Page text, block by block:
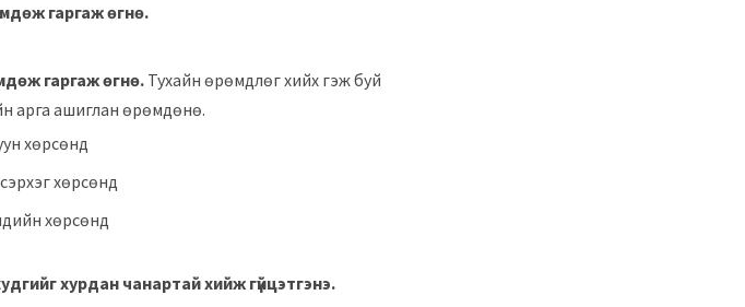
гаргаж өгнө.
гаргаж өгнө. Тухайн өрөмдлөг хийх гэж буй
арга ашиглан өрөмдөнө.
хөрсөнд
хөрсөнд
хөрсөнд
хурдан чанартай хийж гүйцэтгэнэ.